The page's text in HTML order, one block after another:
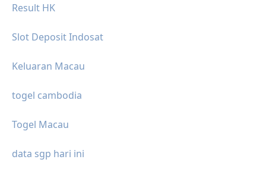
Result HK
Slot Deposit Indosat
Keluaran Macau
togel cambodia
Togel Macau
data sgp hari ini